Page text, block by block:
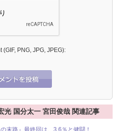
PNG, JPG, JPEG):
国分太一 宮田俊哉 関連記事
末路』最終回は、3.6％と健闘！